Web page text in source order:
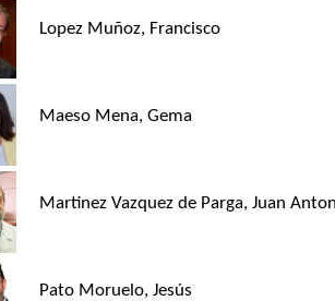
Lopez Muñoz, Francisco
Maeso Mena, Gema
Martinez Vazquez de Parga, Juan
Pato Moruelo, Jesús